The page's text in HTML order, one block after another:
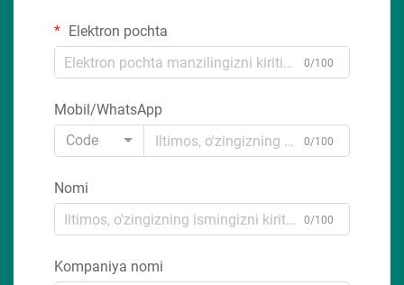
Elektron pochta
0/100
Mobil/WhatsApp
Code
0/100
Nomi
0/100
Kompaniya nomi